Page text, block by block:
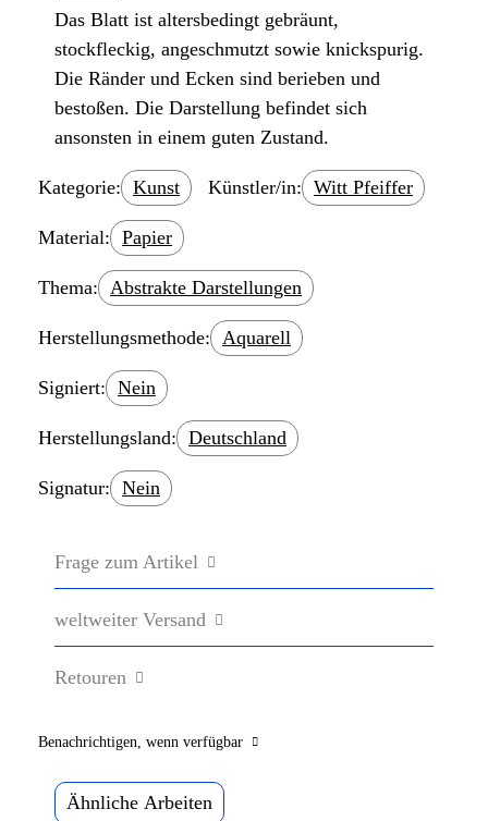
Das Blatt ist altersbedingt gebräunt,
stockfleckig, angeschmutzt sowie knickspurig.
Die Ränder und Ecken sind berieben und
bestoßen. Die Darstellung befindet sich
ansonsten in einem guten Zustand.
Kategorie: Kunst Künstler/in: Witt Pfeiffer
Material: Papier
Thema: Abstrakte Darstellungen
Herstellungsmethode: Aquarell
Signiert: Nein
Herstellungsland: Deutschland
Signatur: Nein
Frage zum Artikel
weltweiter Versand
Retouren
Benachrichtigen, wenn verfügbar
Ähnliche Arbeiten